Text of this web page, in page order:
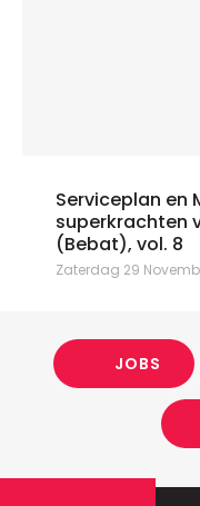
Serviceplan en
superkrachten
(Bebat), vol. 8
Zaterdag 29
JOBS